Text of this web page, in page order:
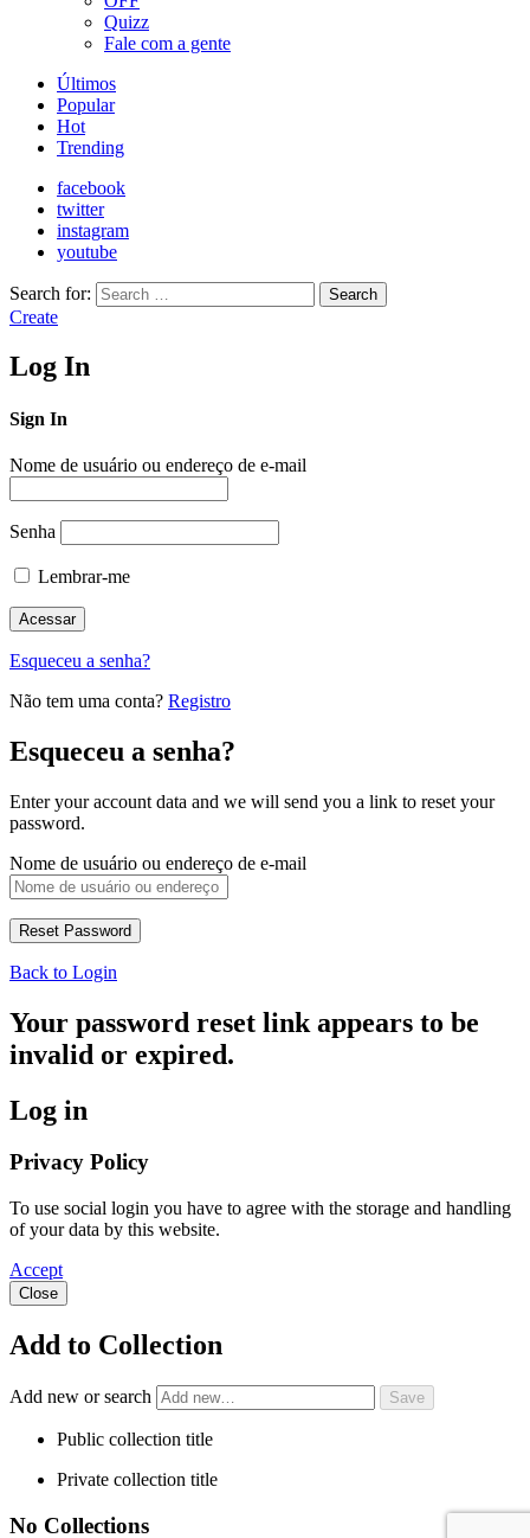
Quizz
Fale com a gente
Últimos
Popular
Hot
Trending
facebook
twitter
instagram
youtube
Search for: Search
Create
Log In
Sign In
Nome de usuário ou endereço de e-mail
Senha
Lembrar-me
Esqueceu a senha?
Não tem uma conta? Registro
Esqueceu a senha?
Enter your account data and we will send you a link to reset your
password.
Nome de usuário ou endereço de e-mail
Back to Login
Your password reset link appears to be
invalid or expired.
Log in
Privacy Policy
To use social login you have to agree with the storage and handling
of your data by this website.
Accept
Close
Add to Collection
Add new or search
Public collection title
Private collection title
No Collections